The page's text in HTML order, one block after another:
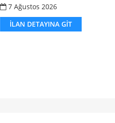
7 Ağustos 2026
İLAN DETAYINA GIT